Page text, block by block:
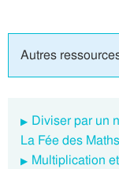
Autres
Diviser par un
La Fée des
Multiplication